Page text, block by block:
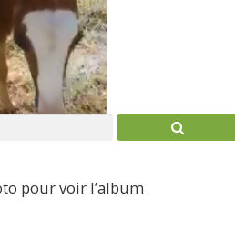
pour voir l’album